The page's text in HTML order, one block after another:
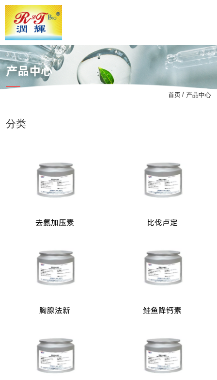
产品中心
首页 / 产品中心
分类
去氨加压素 比伐卢定
胸腺法新 鲑鱼降钙素